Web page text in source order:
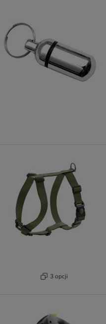
3 opcji